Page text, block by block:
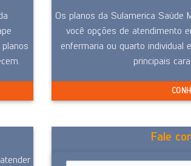
Os planos da Sulamerica Saúde
você opções de atendimento
enfermaria ou quarto individual
principais
Fale